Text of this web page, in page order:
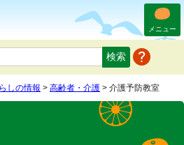
メニュー
しの情報 > 高齢者・介護 > 介護予防教室